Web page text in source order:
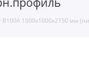
1000х1000х2150 мм